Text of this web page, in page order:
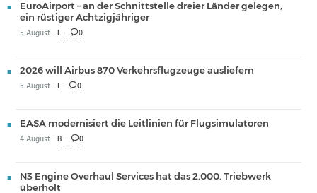
EuroAirport – an der Schnittstelle dreier Länder gelegen,
ein rüstiger Achtzigjähriger
5 August -L-- 0
2026 will Airbus 870 Verkehrsflugzeuge ausliefern
5 August - I-- 0
EASA modernisiert die Leitlinien für Flugsimulatoren
4 August -B-- 0
N3 Engine Overhaul Services hat das 2.000. Triebwerk
überholt